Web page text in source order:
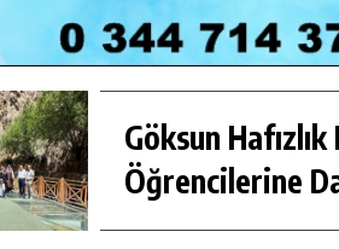
Göksun Hafızlık
Öğrencilerine
GÜNLÜK HABER AKIŞI
KIZ KUR’AN KURSU
DARENDE GEZISI.